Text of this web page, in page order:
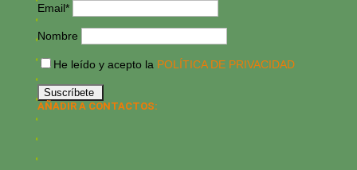
Email*
Nombre
He leído y acepto la POLÍTICA DE PRIVACIDAD
AÑADIR A CONTACTOS: